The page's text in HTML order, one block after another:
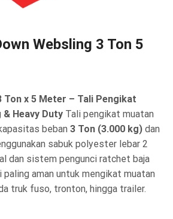
Websling 3 Ton 5
Ton x 5 Meter – Tali Pengikat
Heavy Duty Tali pengikat muatan
beban 3 Ton (3.000 kg) dan
sabuk polyester lebar 2
dan sistem pengunci ratchet baja
aman untuk mengikat muatan
truk fuso, tronton, hingga trailer.